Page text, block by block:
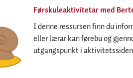
Førskuleaktivitetar med
I denne ressursen finn du
eller lærar kan førebu og
utgangspunkt i